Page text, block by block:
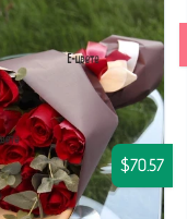
$70.57